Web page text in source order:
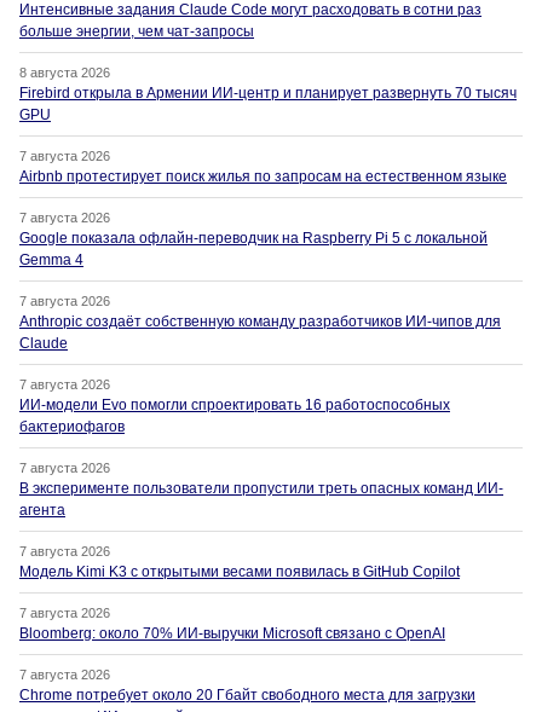
Интенсивные задания Claude Code могут расходовать в сотни раз
больше энергии, чем чат-запросы
8 августа 2026
Firebird открыла в Армении ИИ-центр и планирует развернуть 70 тысяч
GPU
7 августа 2026
Airbnb протестирует поиск жилья по запросам на естественном языке
7 августа 2026
Google показала офлайн-переводчик на Raspberry Pi 5 с локальной
Gemma 4
7 августа 2026
Anthropic создаёт собственную команду разработчиков ИИ-чипов для
Claude
7 августа 2026
ИИ-модели Evo помогли спроектировать 16 работоспособных
бактериофагов
7 августа 2026
В эксперименте пользователи пропустили треть опасных команд ИИ-
агента
7 августа 2026
Модель Kimi K3 с открытыми весами появилась в GitHub Copilot
7 августа 2026
Bloomberg: около 70% ИИ-выручки Microsoft связано с OpenAI
7 августа 2026
Chrome потребует около 20 Гбайт свободного места для загрузки